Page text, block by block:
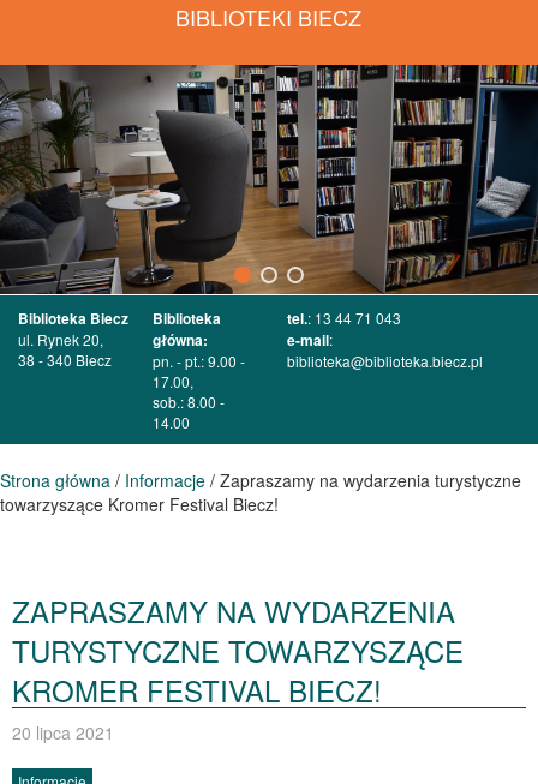
BIBLIOTEKI BIECZ
Biblioteka Biecz
ul. Rynek 20,
38 - 340 Biecz
Biblioteka
główna:
pn. - pt.: 9.00 -
17.00,
sob.: 8.00 -
14.00
tel.: 13 44 71 043
e-mail:
biblioteka@biblioteka.biecz.pl
Strona główna / Informacje / Zapraszamy na wydarzenia turystyczne
towarzyszące Kromer Festival Biecz!
ZAPRASZAMY NA WYDARZENIA
TURYSTYCZNE TOWARZYSZĄCE
KROMER FESTIVAL BIECZ!
20 lipca 2021